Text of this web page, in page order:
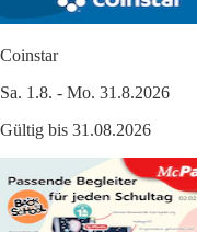
Coinstar
Sa. 1.8. - Mo. 31.8.2026
Gültig bis 31.08.2026